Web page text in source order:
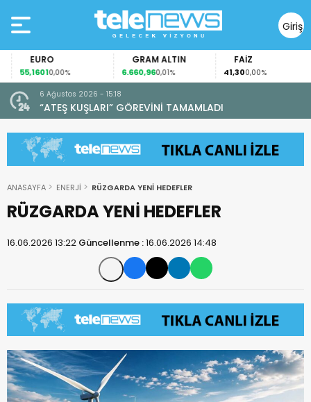
Giriş
Yap
EURO
55,16010,00%
GRAM ALTIN
6.660,960,01%
FAİZ
41,300,00%
6 Ağustos 2026 - 15:18
“ATEŞ KUŞLARI” GÖREVİNİ TAMAMLADI
ANASAYFA ENERJİ RÜZGARDA YENİ HEDEFLER
RÜZGARDA YENİ HEDEFLER
16.06.2026 13:22 Güncellenme :16.06.2026 14:48